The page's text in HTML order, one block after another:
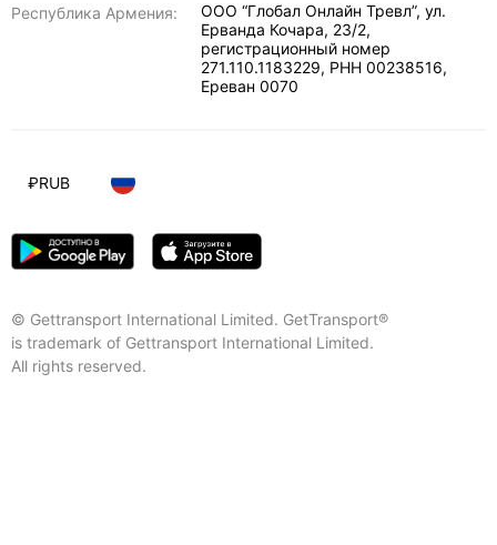
Республика Армения:
ООО “Глобал Онлайн Тревл”, ул.
Ерванда Кочара, 23/2,
регистрационный номер
271.110.1183229, РНН 00238516,
Ереван 0070
© Gettransport International Limited. GetTransport®
is trademark of Gettransport International Limited.
All rights reserved.
₽RUB